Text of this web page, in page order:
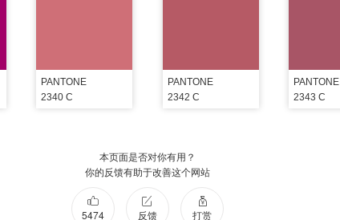
PANTONE
2340 C
PANTONE
2342 C
PANTONE
2343 C
本页面是否对你有用？
你的反馈有助于改善这个网站
5474 反馈 打赏